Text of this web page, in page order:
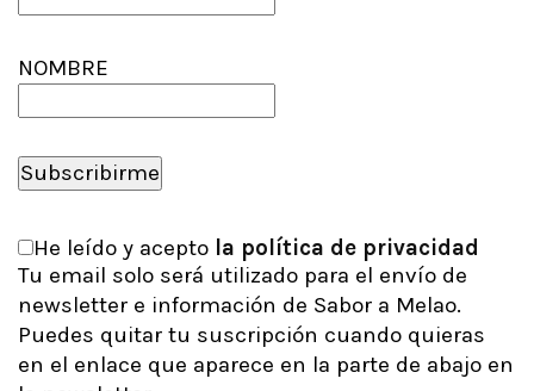
NOMBRE
He leído y acepto la política de privacidad
Tu email solo será utilizado para el envío de
newsletter e información de Sabor a Melao.
Puedes quitar tu suscripción cuando quieras
en el enlace que aparece en la parte de abajo en